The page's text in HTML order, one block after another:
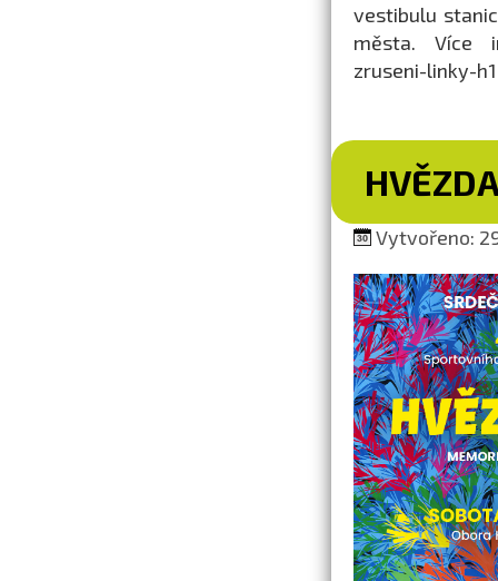
vestibulu
města. Více
zruseni-linky-h1
Vytvořeno: